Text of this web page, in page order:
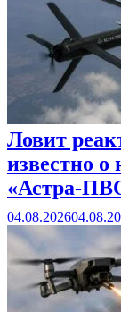
Ловит
известно о
«Астра-
04.08.2026